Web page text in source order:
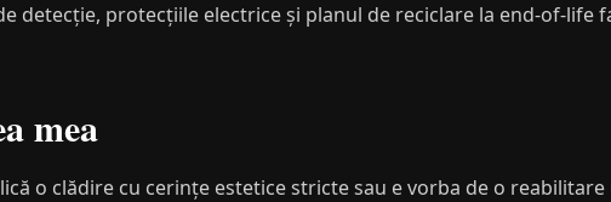
detecție, protecțiile electrice și planul de reciclare la end-of-life
mea
o clădire cu cerințe estetice stricte sau e vorba de o